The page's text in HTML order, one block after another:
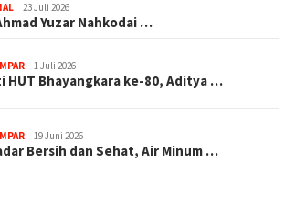
23 Juli 2026
Yuzar Nahkodai …
1 Juli 2026
HUT Bhayangkara ke-80, Aditya …
19 Juni 2026
Bersih dan Sehat, Air Minum …